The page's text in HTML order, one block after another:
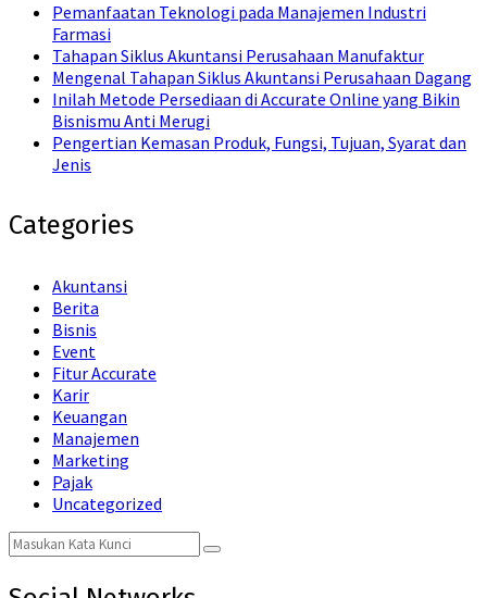
Pemanfaatan Teknologi pada Manajemen Industri
Farmasi
Tahapan Siklus Akuntansi Perusahaan Manufaktur
Mengenal Tahapan Siklus Akuntansi Perusahaan Dagang
Inilah Metode Persediaan di Accurate Online yang Bikin
Bisnismu Anti Merugi
Pengertian Kemasan Produk, Fungsi, Tujuan, Syarat dan
Jenis
Categories
Akuntansi
Berita
Bisnis
Event
Fitur Accurate
Karir
Keuangan
Manajemen
Marketing
Pajak
Uncategorized
Search
for:
Search